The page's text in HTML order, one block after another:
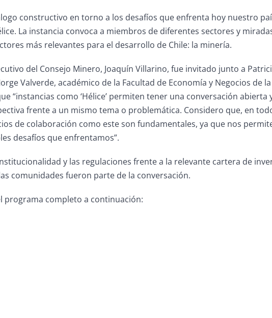
constructivo en torno a los desafíos que enfrenta hoy nuestro
La instancia convoca a miembros de diferentes sectores y
más relevantes para el desarrollo de Chile: la minería.
del Consejo Minero, Joaquín Villarino, fue invitado junto a
Valverde, académico de la Facultad de Economía y Negocios de
“instancias como ‘Hélice’ permiten tener una conversación
frente a un mismo tema o problemática. Considero que, en
de colaboración como este son fundamentales, ya que nos
desafíos que enfrentamos”.
y las regulaciones frente a la relevante cartera de
comunidades fueron parte de la conversación.
programa completo a continuación: